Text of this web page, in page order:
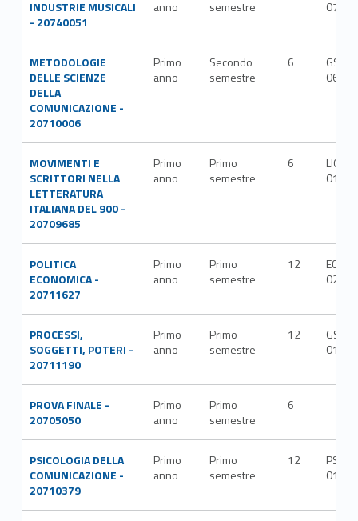
INDUSTRIE MUSICALI
- 20740051
anno
semestre
07/A
METODOLOGIE
DELLE SCIENZE
DELLA
COMUNICAZIONE -
20710006
Primo
anno
Secondo
semestre
6
GSPS-
06/A
MOVIMENTI E
SCRITTORI NELLA
LETTERATURA
ITALIANA DEL 900 -
20709685
Primo
anno
Primo
semestre
6
LICO-
01/A
POLITICA
ECONOMICA -
20711627
Primo
anno
Primo
semestre
12
ECON-
02/A
PROCESSI,
SOGGETTI, POTERI -
20711190
Primo
anno
Primo
semestre
12
GSPS-
01/A
PROVA FINALE -
20705050
Primo
anno
Primo
semestre
6
PSICOLOGIA DELLA
COMUNICAZIONE -
20710379
Primo
anno
Primo
semestre
12
PSIC-
01/A